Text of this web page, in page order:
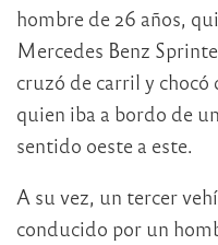
hombre de 26 años,
Mercedes Benz
cruzó de carril y chocó
quien iba a bordo de
sentido oeste a este.
A su vez, un tercer
conducido por un